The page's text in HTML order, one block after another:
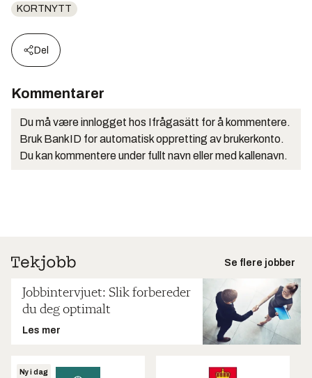
KORTNYTT
Del
Kommentarer
Du må være innlogget hos Ifrågasätt for å kommentere.
Bruk BankID for automatisk oppretting av brukerkonto.
Du kan kommentere under fullt navn eller med kallenavn.
Se flere jobber
Jobbintervjuet: Slik forbereder
du deg optimalt
Les mer
Ny i dag